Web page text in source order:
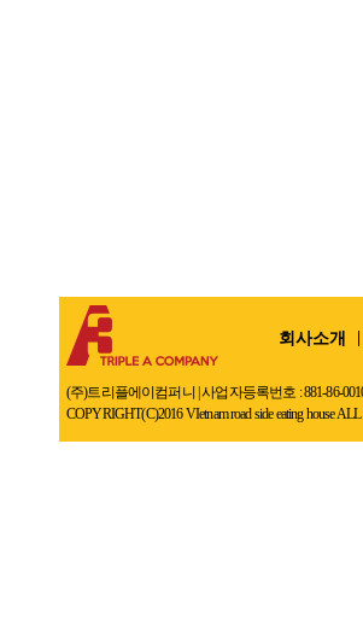
회사소개
(주)트리플에이컴퍼니 | 사업자등록번호 : 881-86-
COPYRIGHT(C)2016 VIetnam road side eating house